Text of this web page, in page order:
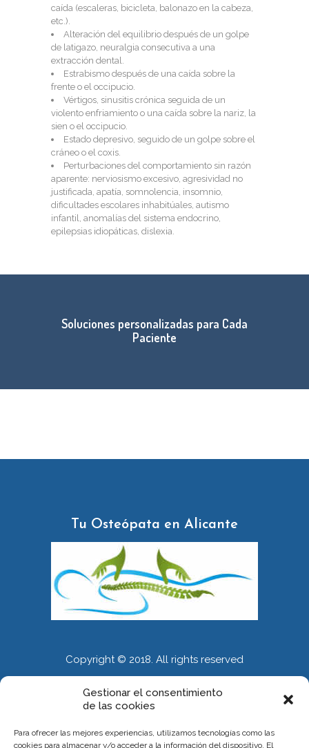
Gestionar el consentimiento
de las cookies
Para ofrecer las mejores experiencias, utilizamos tecnologías como las
cookies para almacenar y/o acceder a la información del dispositivo. El
caída (escaleras, bicicleta, balonazo en la cabeza,
etc.).
Alteración del equilibrio después de un golpe
de latigazo, neuralgia consecutiva a una
extracción dental.
Estrabismo después de una caída sobre la
frente o el occipucio.
Vértigos, sinusitis crónica seguida de un
violento enfriamiento o una caída sobre la nariz, la
sien o el occipucio.
Estado depresivo, seguido de un golpe sobre el
cráneo o el coxis.
Perturbaciones del comportamiento sin razón
aparente: nerviosismo excesivo, agresividad no
justificada, apatía, somnolencia, insomnio,
dificultades escolares inhabitúales, autismo
infantil, anomalías del sistema endocrino,
epilepsias idiopáticas, dislexia.
Soluciones personalizadas para Cada
Paciente
Tu Osteópata en Alicante
Copyright © 2018. All rights reserved
INFORMACIÓN
Calle Alberola 51. Entresuelo. 03007 Alicante